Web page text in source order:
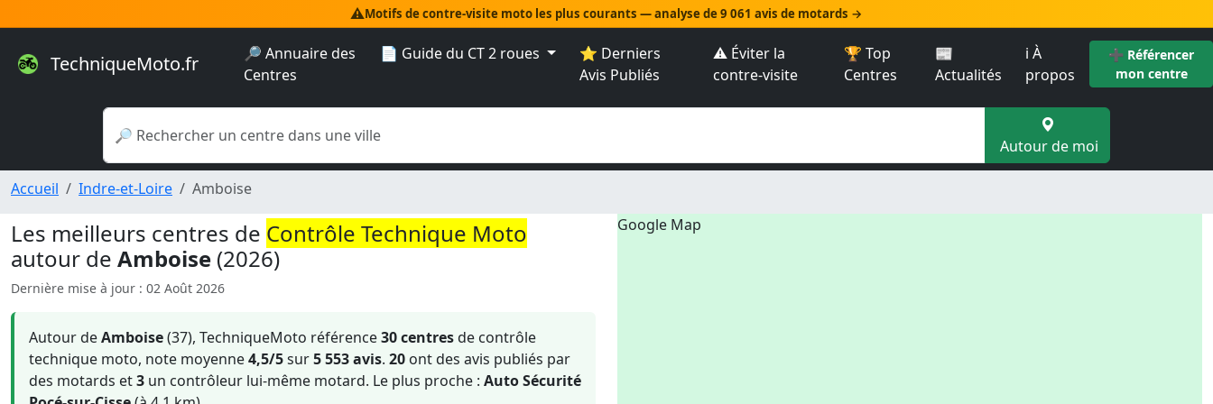
⚠️Motifs de contre-visite moto les plus courants — analyse de 9 061 avis de motards →
TechniqueMoto.fr
🔎 Annuaire des
Centres
📄 Guide du CT 2 roues
⭐ Derniers
Avis Publiés
⚠️ Éviter la
contre-visite
🏆 Top
Centres
📰
Actualités
ℹ️ À
propos
➕ Référencer
mon centre
Autour de moi
Accueil Indre-et-Loire Amboise
Les meilleurs centres de Contrôle Technique Moto
autour de Amboise (2026)
Dernière mise à jour : 02 Août 2026
Autour deAmboise(37), TechniqueMoto référence30 centresde contrôle
technique moto, note moyenne4,5/5sur5 553 avis. 20 ont des avis publiés par
des motards et3 un contrôleur lui-même motard. Le plus proche : Auto Sécurité
Google Map